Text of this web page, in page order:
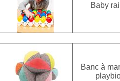
Baby
Banc à